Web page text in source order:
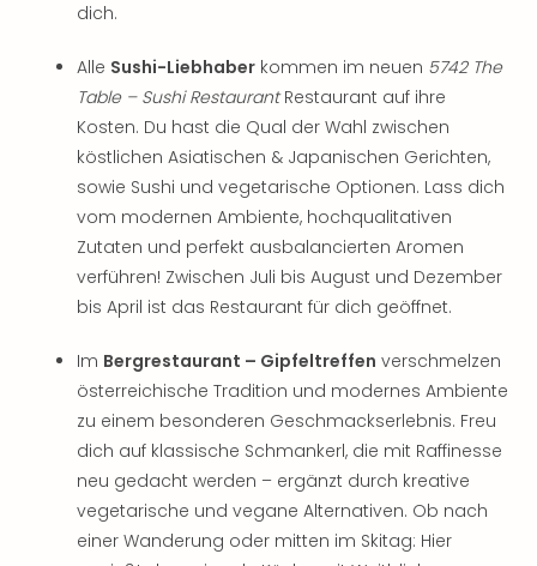
dich.
Alle Sushi-Liebhaber kommen im neuen 5742 The
Table – Sushi RestaurantRestaurant auf ihre
Kosten. Du hast die Qual der Wahl zwischen
köstlichen Asiatischen & Japanischen Gerichten,
sowie Sushi und vegetarische Optionen. Lass dich
vom modernen Ambiente, hochqualitativen
Zutaten und perfekt ausbalancierten Aromen
verführen! Zwischen Juli bis August und Dezember
bis April ist das Restaurant für dich geöffnet.
Im Bergrestaurant – Gipfeltreffen verschmelzen
österreichische Tradition und modernes Ambiente
zu einem besonderen Geschmackserlebnis. Freu
dich auf klassische Schmankerl, die mit Raffinesse
neu gedacht werden – ergänzt durch kreative
vegetarische und vegane Alternativen. Ob nach
einer Wanderung oder mitten im Skitag: Hier